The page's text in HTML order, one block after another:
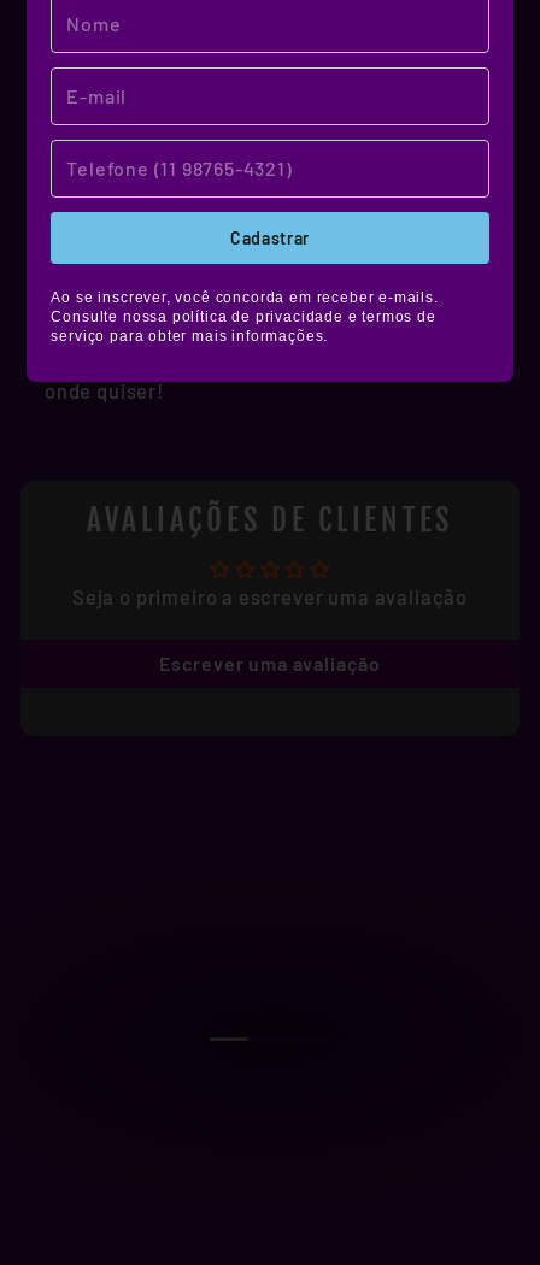
Cadastrar
Ao se inscrever, você concorda em receber e-mails.
Consulte nossa política de privacidade e termos de
serviço para obter mais informações.
MATERIAL DE QUALIDADE!
NOSSO MATERIAL
Produzidos em vinil premium, nossos stickers
não desbotam e ainda contam com película de
proteção fosca, brilhante ou holográfica.
onde quiser!
AVALIAÇÕES DE CLIENTES
Seja o primeiro a escrever uma avaliação
Escrever uma avaliação